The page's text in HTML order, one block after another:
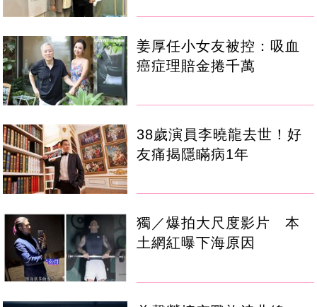
姜厚任小女友被控：吸血
癌症理賠金捲千萬
38歲演員李曉龍去世！好
友痛揭隱瞞病1年
獨／爆拍大尺度影片 本
土網紅曝下海原因